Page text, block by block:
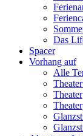
Das
Spacer
Vorhang auf
Alle
Theater